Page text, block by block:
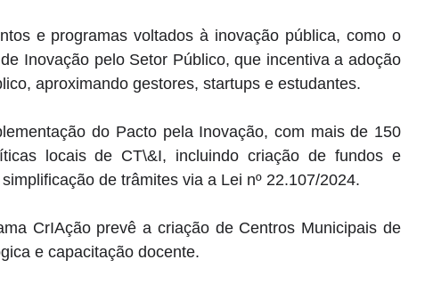
e programas voltados à inovação pública, como o
Inovação pelo Setor Público, que incentiva a adoção
aproximando gestores, startups e estudantes.
do Pacto pela Inovação, com mais de 150
locais de CT\&I, incluindo criação de fundos e
de trâmites via a Lei nº 22.107/2024.
CrIAção prevê a criação de Centros Municipais de
e capacitação docente.